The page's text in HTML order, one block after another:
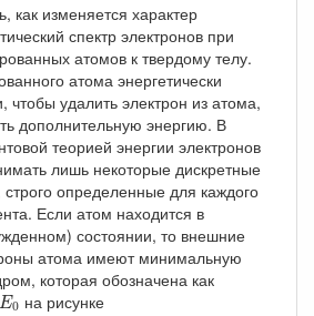
как изменяется характер
спектр электронов при
атомов к твердому телу.
атома энергетически
чтобы удалить электрон из атома,
дополнительную энергию. В
теорией энергии электронов
лишь некоторые дискретные
определенные для каждого
Если атом находится в
состоянии, то внешние
атома имеют минимальную
которая обозначена как
E0
E0 на рисунке